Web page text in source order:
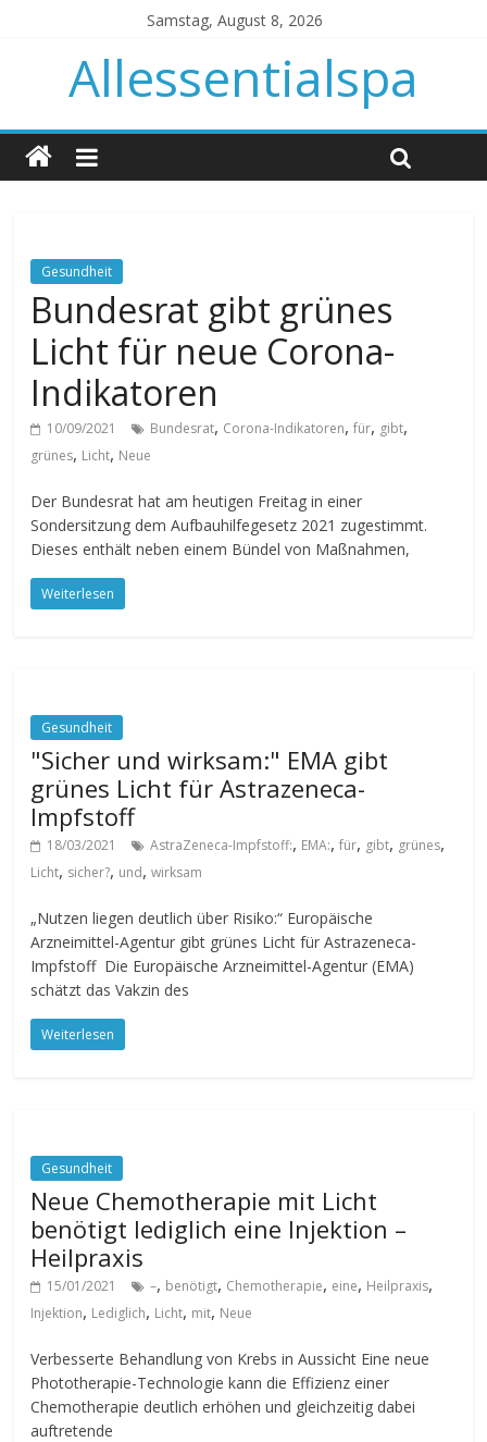
Samstag, August 8, 2026
Allessentialspa
Gesundheit
Bundesrat gibt grünes
Licht für neue Corona-
Indikatoren
10/09/2021 Bundesrat, Corona-Indikatoren,für, gibt,
grünes, Licht, Neue
Der Bundesrat hat am heutigen Freitag in einer
Sondersitzung dem Aufbauhilfegesetz 2021 zugestimmt.
Dieses enthält neben einem Bündel von Maßnahmen,
Weiterlesen
Gesundheit
"Sicher und wirksam:" EMA gibt
grünes Licht für Astrazeneca-
Impfstoff
18/03/2021 AstraZeneca-Impfstoff:, EMA:,für, gibt, grünes,
Licht, sicher?, und,wirksam
„Nutzen liegen deutlich über Risiko:“ Europäische
Arzneimittel-Agentur gibt grünes Licht für Astrazeneca-
Impfstoff Die Europäische Arzneimittel-Agentur (EMA)
schätzt das Vakzin des
Weiterlesen
Gesundheit
Neue Chemotherapie mit Licht
benötigt lediglich eine Injektion –
Heilpraxis
15/01/2021 –, benötigt, Chemotherapie, eine, Heilpraxis,
Injektion, Lediglich, Licht, mit, Neue
Verbesserte Behandlung von Krebs in Aussicht Eine neue
Phototherapie-Technologie kann die Effizienz einer
Chemotherapie deutlich erhöhen und gleichzeitig dabei
auftretende